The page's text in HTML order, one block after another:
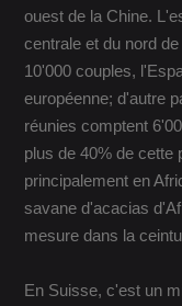
ouest de la Chine.
centrale et du nord
10'000 couples,
européenne; d'autre
réunies comptent
plus de 40% de cette
principalement en
savane d'acacias
mesure dans la
En Suisse, c'est un